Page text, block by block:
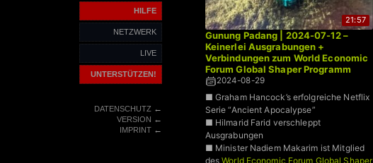
HILFE
NETZWERK
LIVE
UNTERSTÜTZEN!
DATENSCHUTZ←
VERSION ←
IMPRINT←
21:57
Gunung Padang | 2024-07-12 –
Keinerlei Ausgrabungen +
Verbindungen zum World Economic
Forum Global Shaper Programm
2024-08-29
■ Graham Hancock’s erfolgreiche Netflix
Serie “Ancient Apocalypse”
■ Hilmarid Farid verschleppt
Ausgrabungen
■ Minister Nadiem Makarim ist Mitglied
desWorld Economic Forum Global Shaper